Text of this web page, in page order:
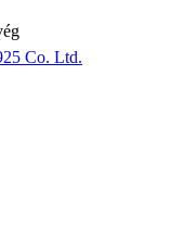
Co. Ltd.